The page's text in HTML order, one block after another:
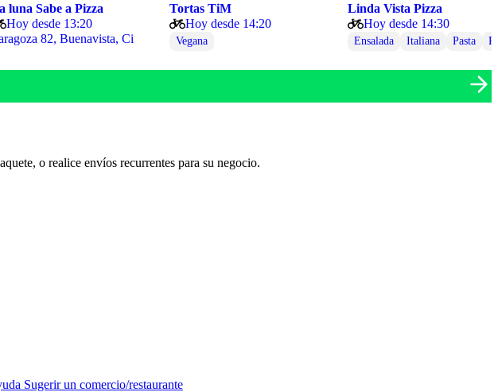
luna Sabe a Pizza
Hoy desde 13:20
Tortas TiM
Hoy desde 14:20
Vegana
Linda Vista Pizza
Hoy desde 14:30
Ensalada Italiana Pasta
o realice envíos recurrentes para su negocio.
Sugerir un comercio/restaurante